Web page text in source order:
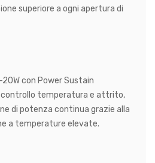
superiore a ogni apertura di
20W con Power Sustain
temperatura e attrito,
di potenza continua grazie alla
a temperature elevate.